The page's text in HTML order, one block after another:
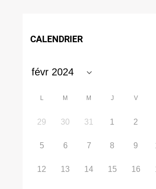
CALENDRIER
L M M J V
29 30 31 1 2
5 6 7 8 9
12 13 14 15 16